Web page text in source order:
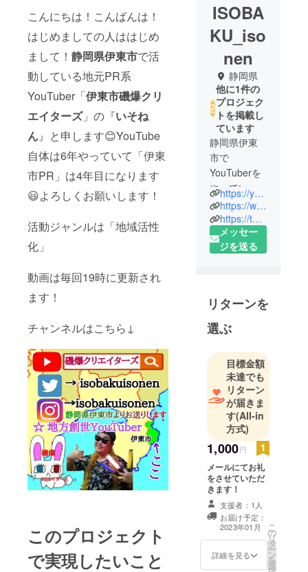
こんにちは！こんばんは！
はじめましての人ははじめ
まして！ 静岡県伊東市で活
動している地元PR系
YouTuber「伊東市磯爆クリ
エイターズ」の『いそね
ん』と申します😊YouTube
自体は6年やっていて「伊東
市PR」は4年目になります
😃よろしくお願いします！
活動ジャンルは「地域活性
化」
動画は毎回19時に更新され
ます！
チャンネルはこちら↓
このプロジェクト
で実現したいこと
ISOBA
KU_iso
nen
静岡県
他に1件の
プロジェク
トを掲載し
ています
静岡県伊東
市で
YouTuberを
やっている
「伊東市磯
爆クリエイ
ターズ」の
いそねんと
にして観光
客を増やし
てより良い
街にしたい
です！
https://youtube.com/channel/UCxGNxjU9wFdnMPI2yDuQlcA
https://www.instagram.com/isobakuisonen
https://twitter.com/isobakuisonen?t=Jtopc_jl0Gg8CmX6W7XulA&s=09
メッセー
ジを送る
リターンを
選ぶ
目標金額
未達でも
リターン
が届きま
す(All-in
方式)
1,000円
メールにてお礼
をさせていただ
きます！
支援者：1人
お届け予定：
2023年01月
詳細を見る
こ
の
リ
タ
ー
ン
を
選